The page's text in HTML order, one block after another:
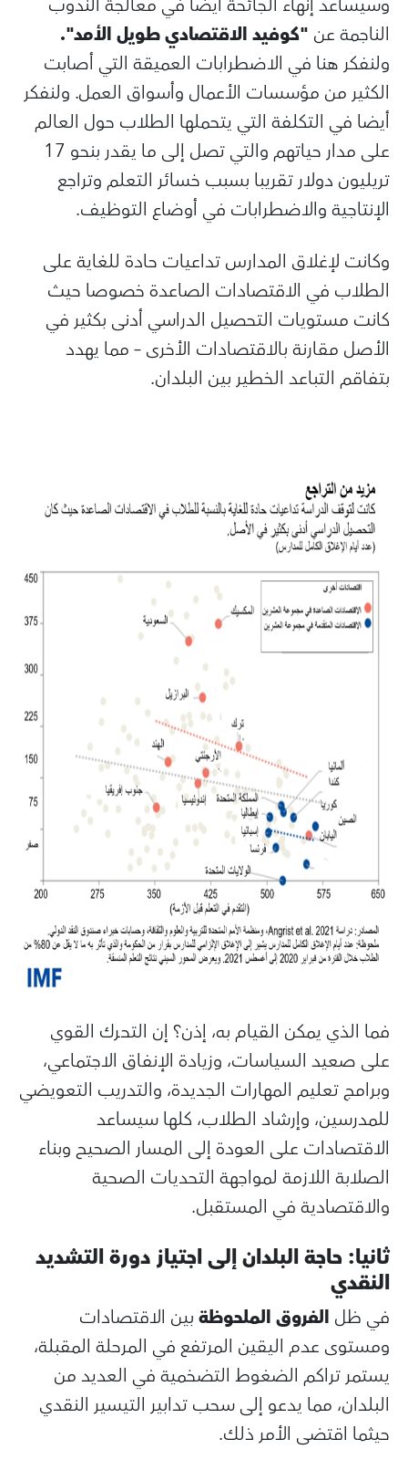
الناجمة عن "كوفيد الاقتصادي طويل الأمد".
ولنفكر هنا في الاضطرابات العميقة التي أصابت
الكثير من مؤسسات الأعمال وأسواق العمل. ولنفكر
أيضا في التكلفة التي يتحملها الطلاب حول العالم
على مدار حياتهم والتي تصل إلى ما يقدر بنحو 17
تريليون دولار تقريبا بسبب خسائر التعلم وتراجع
الإنتاجية والاضطرابات في أوضاع التوظيف.
وكانت لإغلاق المدارس تداعيات حادة للغاية على
الطلاب في الاقتصادات الصاعدة خصوصا حيث
كانت مستويات التحصيل الدراسي أدنى بكثير في
الأصل مقارنة بالاقتصادات الأخرى – مما يهدد
بتفاقم التباعد الخطير بين البلدان.
فما الذي يمكن القيام به، إذن؟ إن التحرك القوي
على صعيد السياسات، وزيادة الإنفاق الاجتماعي،
وبرامج تعليم المهارات الجديدة، والتدريب التعويضي
للمدرسين، وإرشاد الطلاب، كلها سيساعد
الاقتصادات على العودة إلى المسار الصحيح وبناء
الصلابة اللازمة لمواجهة التحديات الصحية
والاقتصادية في المستقبل.
ثانيا: حاجة البلدان إلى اجتياز دورة التشديد
النقدي
في ظل الفروق الملحوظةبين الاقتصادات
ومستوى عدم اليقين المرتفع في المرحلة المقبلة،
يستمر تراكم الضغوط التضخمية في العديد من
البلدان، مما يدعو إلى سحب تدابير التيسير النقدي
حيثما اقتضى الأمر ذلك.